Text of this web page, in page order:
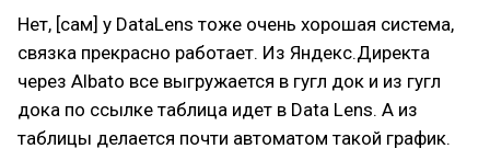
Нет, [сам] у DataLens тоже очень хорошая система,
связка прекрасно работает. Из Яндекс.Директа
через Albato все выгружается в гугл док и из гугл
дока по ссылке таблица идет в Data Lens. А из
таблицы делается почти автоматом такой график.